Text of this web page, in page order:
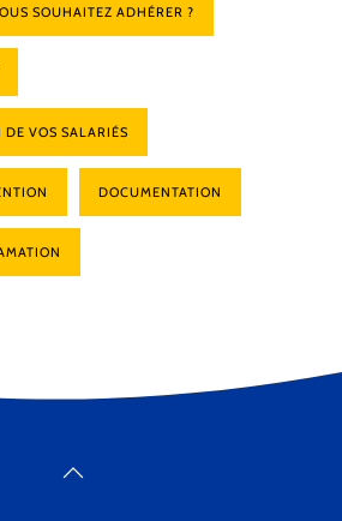
SOUHAITEZ ADHÉRER ?
VOS SALARIÉS
DOCUMENTATION